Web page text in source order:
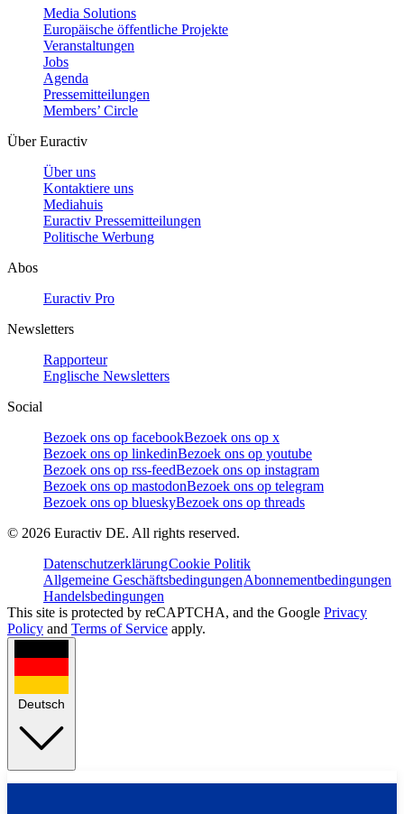
Media Solutions
Europäische öffentliche Projekte
Veranstaltungen
Jobs
Agenda
Pressemitteilungen
Members’ Circle
Über Euractiv
Über uns
Kontaktiere uns
Mediahuis
Euractiv Pressemitteilungen
Politische Werbung
Abos
Euractiv Pro
Newsletters
Rapporteur
Englische Newsletters
Social
Bezoek ons op facebookBezoek ons op x
Bezoek ons op linkedinBezoek ons op youtube
Bezoek ons op rss-feedBezoek ons op instagram
Bezoek ons op mastodonBezoek ons op telegram
Bezoek ons op blueskyBezoek ons op threads
© 2026 Euractiv DE. All rights reserved.
DatenschutzerklärungCookie Politik
Allgemeine GeschäftsbedingungenAbonnementbedingungen
Handelsbedingungen
This site is protected by reCAPTCHA, and the Google Privacy
Policy and Terms of Service apply.
Deutsch